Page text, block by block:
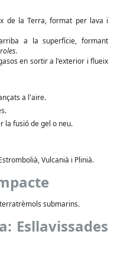
de la Terra, format per lava i
a la superfície, formant
.
en sortir a l'exterior i flueix
a l'aire.
la fusió de gel o neu.
Vulcanià i Plinià.
submarins.
Esllavissades